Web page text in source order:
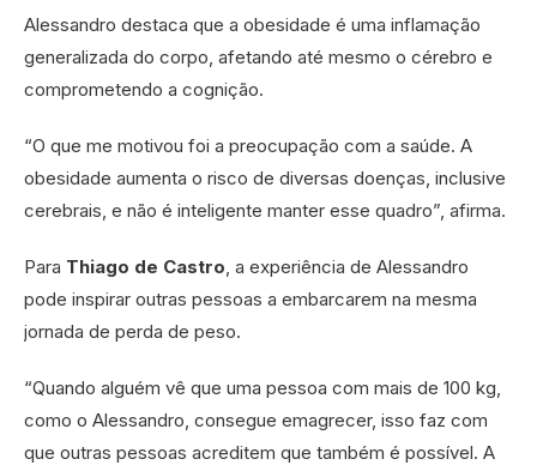
Alessandro destaca que a obesidade é uma inflamação
generalizada do corpo, afetando até mesmo o cérebro e
comprometendo a cognição.
“O que me motivou foi a preocupação com a saúde. A
obesidade aumenta o risco de diversas doenças, inclusive
cerebrais, e não é inteligente manter esse quadro”, afirma.
Para Thiago de Castro , a experiência de Alessandro
pode inspirar outras pessoas a embarcarem na mesma
jornada de perda de peso.
“Quando alguém vê que uma pessoa com mais de 100 kg,
como o Alessandro, consegue emagrecer, isso faz com
que outras pessoas acreditem que também é possível. A